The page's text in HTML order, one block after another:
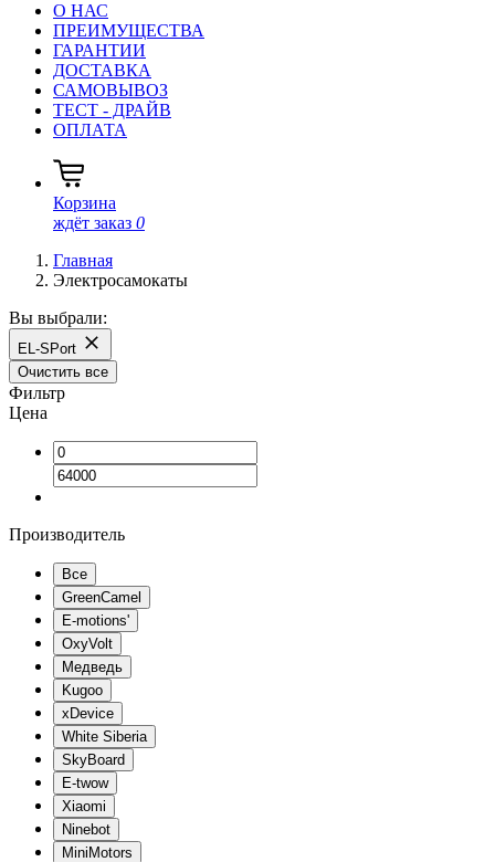
О НАС
ПРЕИМУЩЕСТВА
ГАРАНТИИ
ДОСТАВКА
САМОВЫВОЗ
ТЕСТ - ДРАЙВ
ОПЛАТА
Корзина
ждёт заказ 0
Главная
Электросамокаты
Вы выбрали:
EL-SPort
Очистить все
Фильтр
Цена
Производитель
Все
GreenCamel
E-motions'
OxyVolt
Медведь
Kugoo
xDevice
White Siberia
SkyBoard
E-twow
Xiaomi
Ninebot
MiniMotors